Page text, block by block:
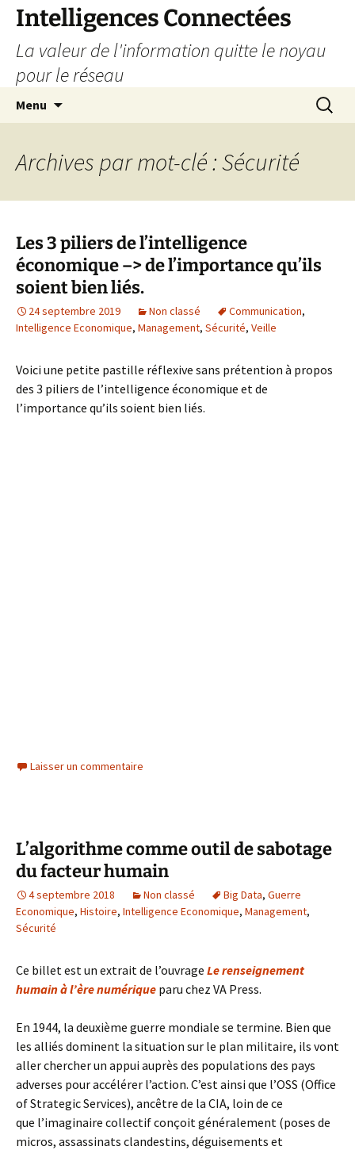
Aller
contenu
Intelligences Connectées
La valeur de l'information quitte le noyau
pour le réseau
Menu
Archives par mot-clé : Sécurité
Les 3 piliers de l’intelligence
économique –> de l’importance qu’ils
soient bien liés.
24 septembre 2019 Non classé Communication,
Intelligence Economique, Management, Sécurité, Veille
Voici une petite pastille réflexive sans prétention à propos
des 3 piliers de l’intelligence économique et de
l’importance qu’ils soient bien liés.
Laisser un commentaire
L’algorithme comme outil de sabotage
du facteur humain
4 septembre 2018 Non classé Big Data, Guerre
Economique, Histoire, Intelligence Economique, Management,
Sécurité
Ce billet est un extrait de l’ouvrage Le renseignement
humain à l’ère numérique paru chez VA Press.
En 1944, la deuxième guerre mondiale se termine. Bien que
les alliés dominent la situation sur le plan militaire, ils vont
aller chercher un appui auprès des populations des pays
adverses pour accélérer l’action. C’est ainsi que l’OSS (Office
of Strategic Services), ancêtre de la CIA, loin de ce
que l’imaginaire collectif conçoit généralement (poses de
micros, assassinats clandestins, déguisements et